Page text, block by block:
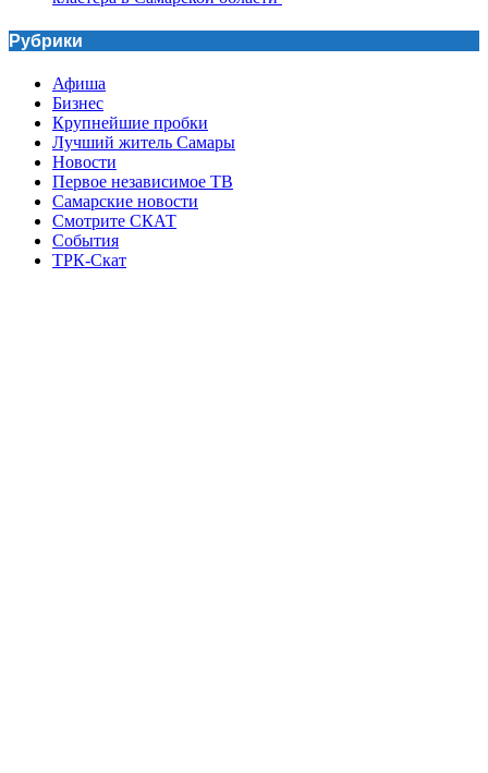
Рубрики
Афиша
Бизнес
Крупнейшие пробки
Лучший житель Самары
Новости
Первое независимое ТВ
Самарские новости
Смотрите СКАТ
События
ТРК-Скат